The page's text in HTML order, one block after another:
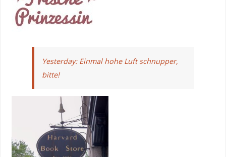
Yesterday: Einmal hohe Luft schnupper,
bitte!